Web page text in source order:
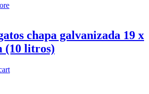
chapa galvanizada 19 x
(10 litros)